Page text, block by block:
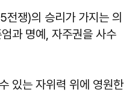
전쟁)의 승리가 가지는 의
과 명예, 자주권을 사수
있는 자위력 위에 영원한